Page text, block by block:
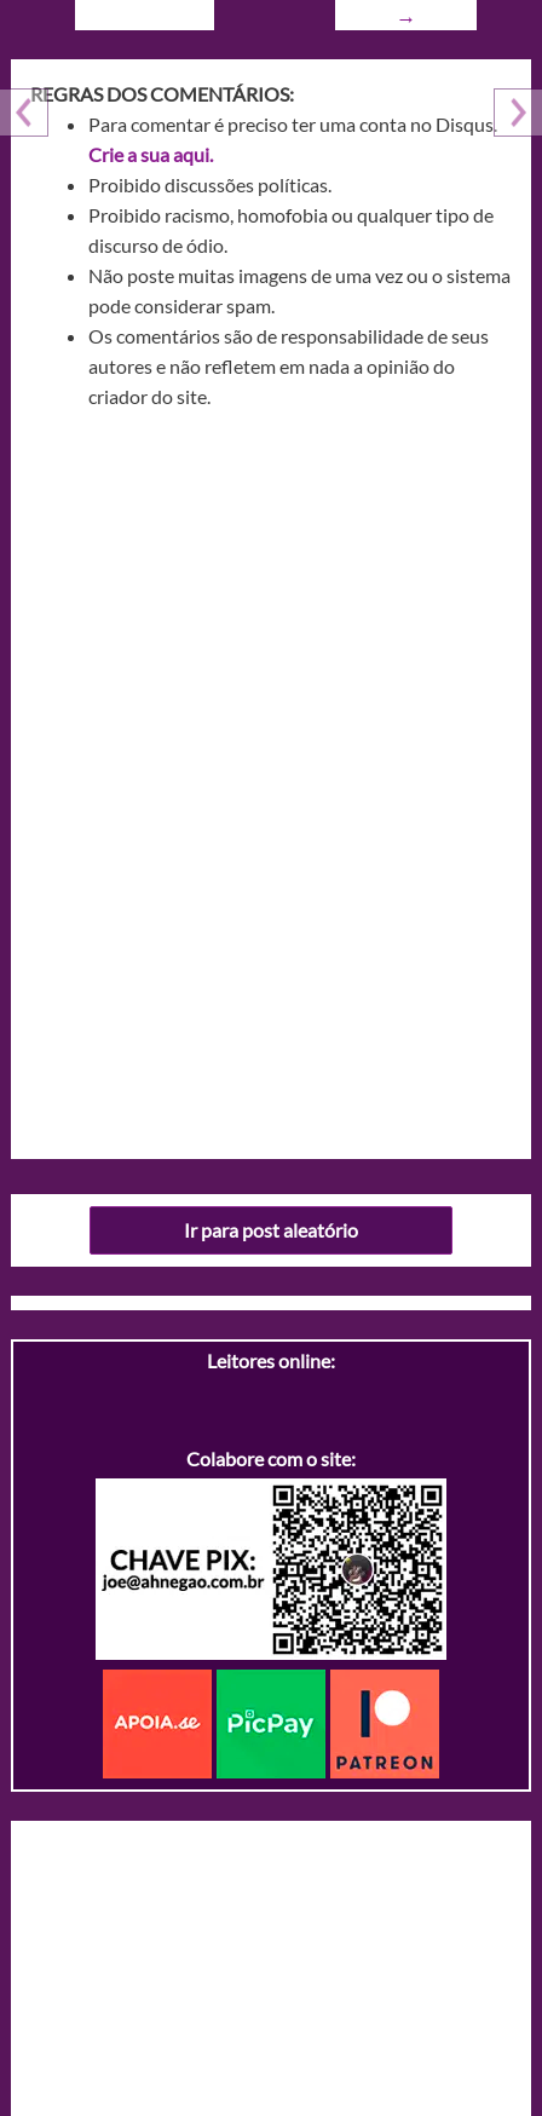
→
REGRAS DOS COMENTÁRIOS:
Para comentar é preciso ter uma conta no Disqus.
Crie a sua aqui.
Proibido discussões políticas.
Proibido racismo, homofobia ou qualquer tipo de
discurso de ódio.
Não poste muitas imagens de uma vez ou o sistema
pode considerar spam.
Os comentários são de responsabilidade de seus
autores e não refletem em nada a opinião do
criador do site.
Ir para post aleatório
Leitores online:
Colabore com o site: